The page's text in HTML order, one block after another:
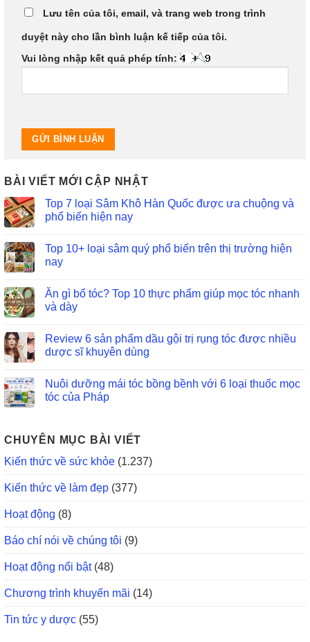
Lưu tên của tôi, email, và trang web trong trình
duyệt này cho lần bình luận kế tiếp của tôi.
Vui lòng nhập kết quả phép tính:
BÀI VIẾT MỚI CẬP NHẬT
Top 7 loại Sâm Khô Hàn Quốc được ưa chuộng và
phổ biến hiện nay
Top 10+ loại sâm quý phổ biến trên thị trường hiện
nay
Ăn gì bổ tóc? Top 10 thực phẩm giúp mọc tóc nhanh
và dày
Review 6 sản phẩm dầu gội trị rụng tóc được nhiều
dược sĩ khuyên dùng
Nuôi dưỡng mái tóc bồng bềnh với 6 loại thuốc mọc
tóc của Pháp
CHUYÊN MỤC BÀI VIẾT
Kiến thức về sức khỏe (1.237)
Kiến thức về làm đẹp (377)
Hoạt động (8)
Báo chí nói về chúng tôi (9)
Hoạt động nổi bật(48)
Chương trình khuyến mãi (14)
Tin tức y dược (55)